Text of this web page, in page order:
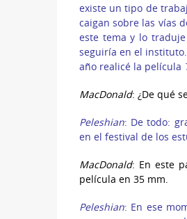
existe un tipo de
caigan sobre las vías
este tema y lo
seguiría en el
año realicé la película
MacDonald: ¿De qué
Peleshian: De todo:
en el festival de los
MacDonald: En este
película en 35 mm.
Peleshian: En ese